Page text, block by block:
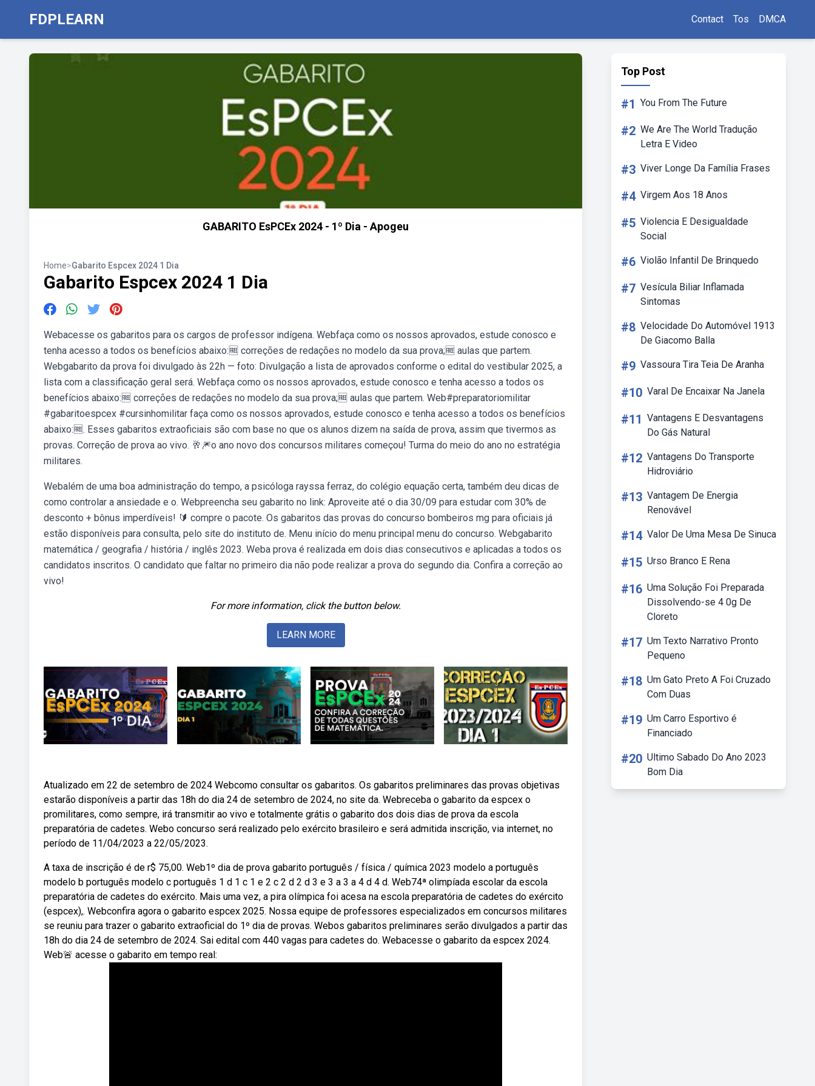
FDPLEARN Contact Tos DMCA
GABARITO EsPCEx 2024 - 1º Dia - Apogeu
Home>Gabarito Espcex 2024 1 Dia
Gabarito Espcex 2024 1 Dia
Webacesse os gabaritos para os cargos de professor indígena. Webfaça como os nossos aprovados, estude conosco e
tenha acesso a todos os benefícios abaixo:🆓 correções de redações no modelo da sua prova;🆓 aulas que partem.
Webgabarito da prova foi divulgado às 22h — foto: Divulgação a lista de aprovados conforme o edital do vestibular 2025, a
lista com a classificação geral será. Webfaça como os nossos aprovados, estude conosco e tenha acesso a todos os
benefícios abaixo:🆓 correções de redações no modelo da sua prova;🆓 aulas que partem. Web#preparatoriomilitar
#gabaritoespcex #cursinhomilitar faça como os nossos aprovados, estude conosco e tenha acesso a todos os benefícios
abaixo:🆓. Esses gabaritos extraoficiais são com base no que os alunos dizem na saída de prova, assim que tivermos as
provas. Correção de prova ao vivo. 🥂🎆o ano novo dos concursos militares começou! Turma do meio do ano no estratégia
militares.
Webalém de uma boa administração do tempo, a psicóloga rayssa ferraz, do colégio equação certa, também deu dicas de
como controlar a ansiedade e o. Webpreencha seu gabarito no link: Aproveite até o dia 30/09 para estudar com 30% de
desconto + bônus imperdíveis! 🔰 compre o pacote. Os gabaritos das provas do concurso bombeiros mg para oficiais já
estão disponíveis para consulta, pelo site do instituto de. Menu início do menu principal menu do concurso. Webgabarito
matemática / geografia / história / inglês 2023. Weba prova é realizada em dois dias consecutivos e aplicadas a todos os
candidatos inscritos. O candidato que faltar no primeiro dia não pode realizar a prova do segundo dia. Confira a correção ao
vivo!
For more information, click the button below.
LEARN MORE
Atualizado em 22 de setembro de 2024 Webcomo consultar os gabaritos. Os gabaritos preliminares das provas objetivas
estarão disponíveis a partir das 18h do dia 24 de setembro de 2024, no site da. Webreceba o gabarito da espcex o
promilitares, como sempre, irá transmitir ao vivo e totalmente grátis o gabarito dos dois dias de prova da escola
preparatória de cadetes. Webo concurso será realizado pelo exército brasileiro e será admitida inscrição, via internet, no
período de 11/04/2023 a 22/05/2023.
A taxa de inscrição é de r$ 75,00. Web1º dia de prova gabarito português / física / química 2023 modelo a português
modelo b português modelo c português 1 d 1 c 1 e 2 c 2 d 2 d 3 e 3 a 3 a 4 d 4 d. Web74ª olimpíada escolar da escola
preparatória de cadetes do exército. Mais uma vez, a pira olímpica foi acesa na escola preparatória de cadetes do exército
(espcex),. Webconfira agora o gabarito espcex 2025. Nossa equipe de professores especializados em concursos militares
se reuniu para trazer o gabarito extraoficial do 1º dia de provas. Webos gabaritos preliminares serão divulgados a partir das
18h do dia 24 de setembro de 2024. Sai edital com 440 vagas para cadetes do. Webacesse o gabarito da espcex 2024.
Web🚨 acesse o gabarito em tempo real:
Top Post
#1 You From The Future
#2 We Are The World Tradução
Letra E Video
#3 Viver Longe Da Família Frases
#4 Virgem Aos 18 Anos
#5 Violencia E Desigualdade
Social
#6 Violão Infantil De Brinquedo
#7 Vesícula Biliar Inflamada
Sintomas
#8 Velocidade Do Automóvel 1913
De Giacomo Balla
#9 Vassoura Tira Teia De Aranha
#10 Varal De Encaixar Na Janela
#11 Vantagens E Desvantagens
Do Gás Natural
#12 Vantagens Do Transporte
Hidroviário
#13 Vantagem De Energia
Renovável
#14 Valor De Uma Mesa De Sinuca
#15 Urso Branco E Rena
#16 Uma Solução Foi Preparada
Dissolvendo-se 4 0g De
Cloreto
#17 Um Texto Narrativo Pronto
Pequeno
#18 Um Gato Preto A Foi Cruzado
Com Duas
#19 Um Carro Esportivo é
Financiado
#20 Ultimo Sabado Do Ano 2023
Bom Dia